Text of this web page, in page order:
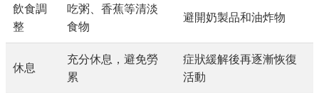
飲食調
整
吃粥、香蕉等清淡
食物
避開奶製品和油炸物
休息
充分休息，避免勞
累
症狀緩解後再逐漸恢復
活動